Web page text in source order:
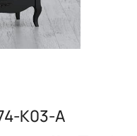
K03-A